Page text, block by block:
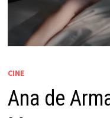
CINE
Ana de